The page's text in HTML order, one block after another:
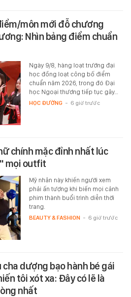
môn mới đỗ chương
Nhìn bảng điểm chuẩn
Ngày 9/8, hàng loạt trường đại
học đồng loạt công bố điểm
chuẩn năm 2026, trong đó Đại
học Ngoại thương tiếp tục gây…
HỌC ĐƯỜNG - 6 giờ trước
chính mặc đỉnh nhất lúc
mọi outfit
Mỹ nhân này khiến người xem
phải ấn tượng khi biến mọi cảnh
phim thành buổi trình diễn thời
trang.
BEAUTY & FASHION - 6 giờ trước
dượng bạo hành bé gái
tôi xót xa: Đây có lẽ là
nhất